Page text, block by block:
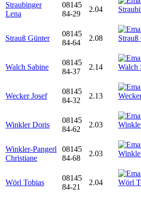
Straubinger
Lena
08145
84-29
2.04
Strauß Günter
08145
84-64
2.08
Walch Sabine
08145
84-37
2.14
Wecker Josef
08145
84-32
2.13
Winkler Doris
08145
84-62
2.03
Winkler-Pangerl
Christiane
08145
84-68
2.03
Wörl Tobias
08145
84-21
2.04